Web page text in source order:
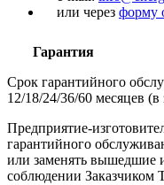
или через форму
Гарантия
Срок гарантийного
12/18/24/36/60 месяцев
Предприятие-
гарантийного
или заменять вышедшие
соблюдении Заказчиком